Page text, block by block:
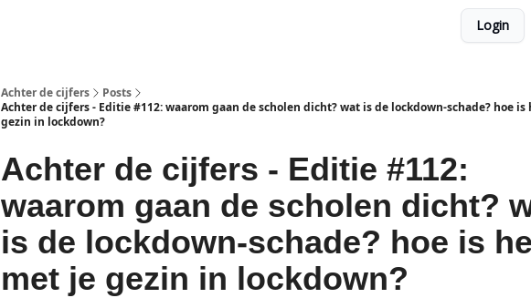
Login
Achter de cijfers
Posts
Achter de cijfers - Editie #112: waarom gaan de scholen dicht? wat is de lockdown-schade? hoe
gezin in lockdown?
Achter de cijfers - Editie #112:
waarom gaan de scholen dicht?
is de lockdown-schade? hoe is
met je gezin in lockdown?